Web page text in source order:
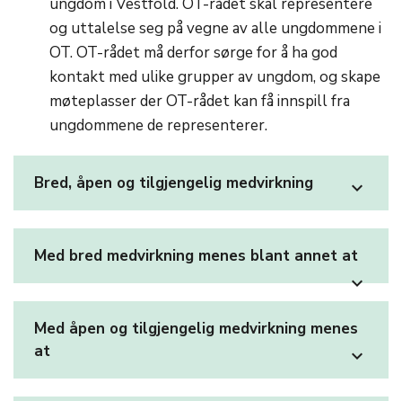
og uttalelse seg på vegne av alle ungdommene i
OT. OT-rådet må derfor sørge for å ha god
kontakt med ulike grupper av ungdom, og skape
møteplasser der OT-rådet kan få innspill fra
ungdommene de representerer.
Bred, åpen og tilgjengelig medvirkning expand_more
Med bred medvirkning menes blant annet at
expand_more
Med åpen og tilgjengelig medvirkning menes
at
expand_more